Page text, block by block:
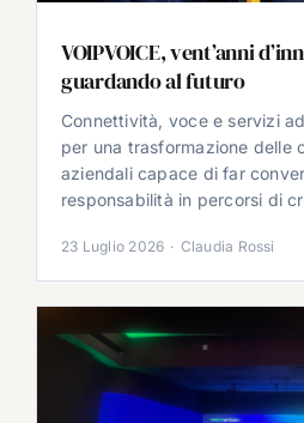
VOIPVOICE, vent’anni
guardando al futuro
Connettività, voce e servizi
per una trasformazione delle
aziendali capace di far
responsabilità in percorsi di
23 Luglio 2026 · Claudia Rossi